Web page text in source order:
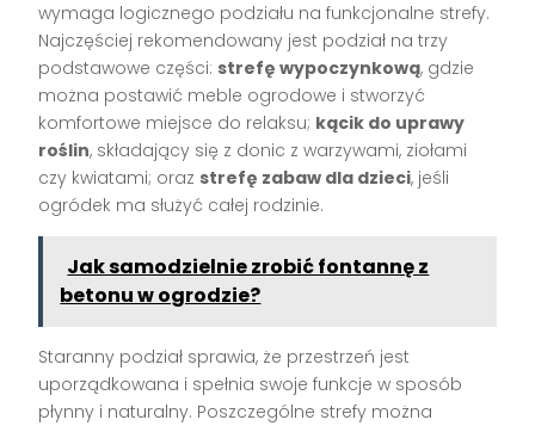
wymaga logicznego podziału na funkcjonalne strefy.
Najczęściej rekomendowany jest podział na trzy
podstawowe części: strefę wypoczynkową, gdzie
można postawić meble ogrodowe i stworzyć
komfortowe miejsce do relaksu; kącik do uprawy
roślin, składający się z donic z warzywami, ziołami
czy kwiatami; oraz strefę zabaw dla dzieci, jeśli
ogródek ma służyć całej rodzinie.
Jak samodzielnie zrobić fontannę z
betonu w ogrodzie?
Staranny podział sprawia, że przestrzeń jest
uporządkowana i spełnia swoje funkcje w sposób
płynny i naturalny. Poszczególne strefy można